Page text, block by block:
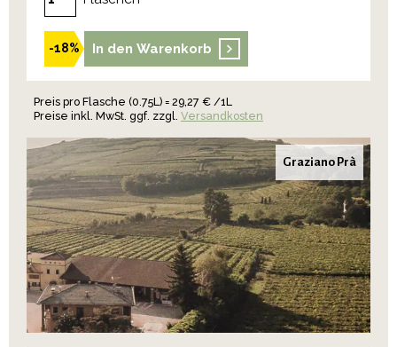
-18% In den Warenkorb
Preis pro Flasche (0.75L) = 29,27 € /1L
Preise inkl. MwSt. ggf. zzgl. Versandkosten
Graziano Prà